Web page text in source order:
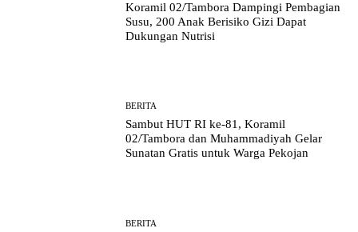
Koramil 02/Tambora Dampingi Pembagian
Susu, 200 Anak Berisiko Gizi Dapat
Dukungan Nutrisi
BERITA
Sambut HUT RI ke-81, Koramil
02/Tambora dan Muhammadiyah Gelar
Sunatan Gratis untuk Warga Pekojan
BERITA